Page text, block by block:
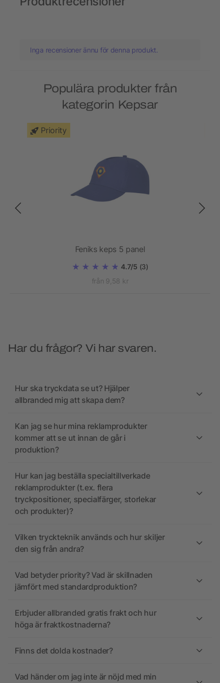
Inga recensioner ännu för denna produkt.
Populära produkter från
kategorin Kepsar
Priority
Feniks keps 5 panel
4.7/5 (3)
från 9,58 kr
Har du frågor? Vi har svaren.
Hur ska tryckdata se ut? Hjälper
allbranded mig att skapa dem?
Kan jag se hur mina reklamprodukter
kommer att se ut innan de går i
produktion?
Hur kan jag beställa specialtillverkade
reklamprodukter (t.ex. flera
tryckpositioner, specialfärger, storlekar
och produkter)?
Vilken tryckteknik används och hur skiljer
den sig från andra?
Vad betyder priority? Vad är skillnaden
jämfört med standardproduktion?
Erbjuder allbranded gratis frakt och hur
höga är fraktkostnaderna?
Finns det dolda kostnader?
Vad händer om jag inte är nöjd med min